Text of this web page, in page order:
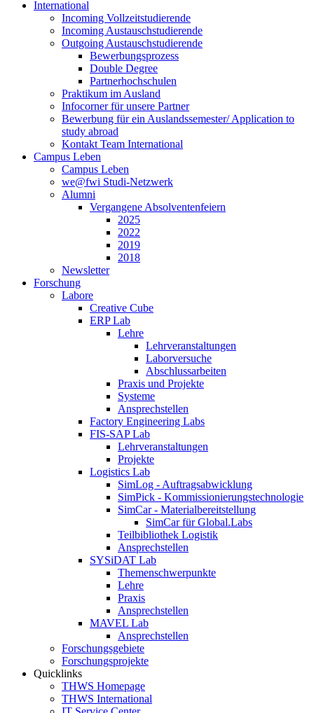
International
Incoming Vollzeitstudierende
Incoming Austauschstudierende
Outgoing Austauschstudierende
Bewerbungsprozess
Double Degree
Partnerhochschulen
Praktikum im Ausland
Infocorner für unsere Partner
Bewerbung für ein Auslandssemester/ Application to
study abroad
Kontakt Team International
Campus Leben
Campus Leben
we@fwi Studi-Netzwerk
Alumni
Vergangene Absolventenfeiern
2025
2022
2019
2018
Newsletter
Forschung
Labore
Creative Cube
ERP Lab
Lehre
Lehrveranstaltungen
Laborversuche
Abschlussarbeiten
Praxis und Projekte
Systeme
Ansprechstellen
Factory Engineering Labs
FIS-SAP Lab
Lehrveranstaltungen
Projekte
Logistics Lab
SimLog - Auftragsabwicklung
SimPick - Kommissionierungstechnologie
SimCar - Materialbereitstellung
SimCar für Global.Labs
Teilbibliothek Logistik
Ansprechstellen
SYSiDAT Lab
Themenschwerpunkte
Lehre
Praxis
Ansprechstellen
MAVEL Lab
Ansprechstellen
Forschungsgebiete
Forschungsprojekte
Quicklinks
THWS Homepage
THWS International